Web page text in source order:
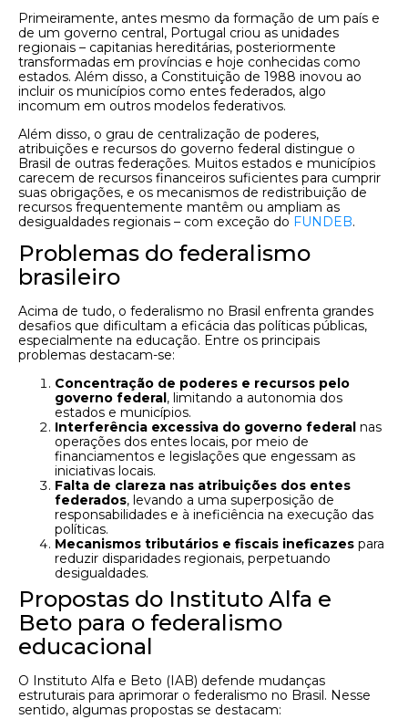
Primeiramente, antes mesmo da formação de um país e
de um governo central, Portugal criou as unidades
regionais – capitanias hereditárias, posteriormente
transformadas em províncias e hoje conhecidas como
estados. Além disso, a Constituição de 1988 inovou ao
incluir os municípios como entes federados, algo
incomum em outros modelos federativos.
Além disso, o grau de centralização de poderes,
atribuições e recursos do governo federal distingue o
Brasil de outras federações. Muitos estados e municípios
carecem de recursos financeiros suficientes para cumprir
suas obrigações, e os mecanismos de redistribuição de
recursos frequentemente mantêm ou ampliam as
desigualdades regionais – com exceção do FUNDEB.
Problemas do federalismo
brasileiro
Acima de tudo, o federalismo no Brasil enfrenta grandes
desafios que dificultam a eficácia das políticas públicas,
especialmente na educação. Entre os principais
problemas destacam-se:
Concentração de poderes e recursos pelo
governo federal, limitando a autonomia dos
estados e municípios.
Interferência excessiva do governo federal nas
operações dos entes locais, por meio de
financiamentos e legislações que engessam as
iniciativas locais.
Falta de clareza nas atribuições dos entes
federados, levando a uma superposição de
responsabilidades e à ineficiência na execução das
políticas.
Mecanismos tributários e fiscais ineficazes para
reduzir disparidades regionais, perpetuando
desigualdades.
Propostas do Instituto Alfa e
Beto para o federalismo
educacional
O Instituto Alfa e Beto (IAB) defende mudanças
estruturais para aprimorar o federalismo no Brasil. Nesse
sentido, algumas propostas se destacam: